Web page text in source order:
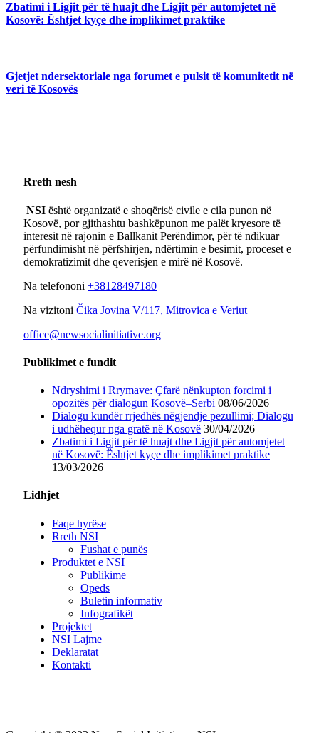
Zbatimi i Ligjit për të huajt dhe Ligjit për automjetet në
Kosovë: Ështjet kyçe dhe implikimet praktike
Gjetjet ndersektoriale nga forumet e pulsit të komunitetit në
veri të Kosovës
Rreth nesh
NSI është organizatë e shoqërisë civile e cila punon në
Kosovë, por gjithashtu bashkëpunon me palët kryesore të
interesit në rajonin e Ballkanit Perëndimor, për të ndikuar
përfundimisht në përfshirjen, ndërtimin e besimit, proceset e
demokratizimit dhe qeverisjen e mirë në Kosovë.
Na telefononi +38128497180
Na vizitoni Čika Jovina V/117, Mitrovica e Veriut
office@newsocialinitiative.org
Publikimet e fundit
Ndryshimi i Rrymave: Çfarë nënkupton forcimi i
opozitës për dialogun Kosovë–Serbi 08/06/2026
Dialogu kundër rrjedhës nëgjendje pezullimi; Dialogu
i udhëhequr nga gratë në Kosovë 30/04/2026
Zbatimi i Ligjit për të huajt dhe Ligjit për automjetet
në Kosovë: Ështjet kyçe dhe implikimet praktike
13/03/2026
Lidhjet
Faqe hyrëse
Rreth NSI
Fushat e punës
Produktet e NSI
Publikime
Opeds
Buletin informativ
Infografikët
Projektet
NSI Lajme
Deklaratat
Kontakti